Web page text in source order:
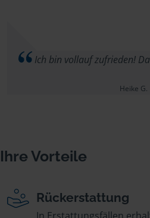
Ich bin vollauf zufrieden!
Heike G.
Ihre Vorteile
Rückerstattung